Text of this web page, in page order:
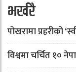
भर्खरै
पोखरामा प्रहरीको
विश्वमा चर्चित १०